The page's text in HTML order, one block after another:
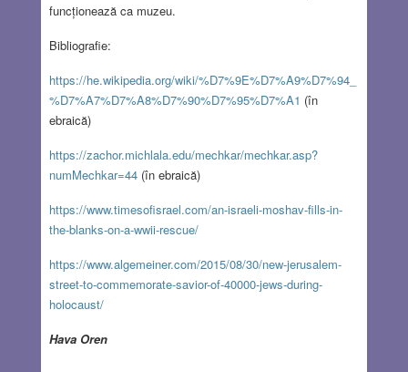
funcționează ca muzeu.
Bibliografie:
https://he.wikipedia.org/wiki/%D7%9E%D7%A9%D7%94_
%D7%A7%D7%A8%D7%90%D7%95%D7%A1 (în
ebraică)
https://zachor.michlala.edu/mechkar/mechkar.asp?
numMechkar=44(în ebraică)
https://www.timesofisrael.com/an-israeli-moshav-fills-in-
the-blanks-on-a-wwii-rescue/
https://www.algemeiner.com/2015/08/30/new-jerusalem-
street-to-commemorate-savior-of-40000-jews-during-
holocaust/
Hava Oren